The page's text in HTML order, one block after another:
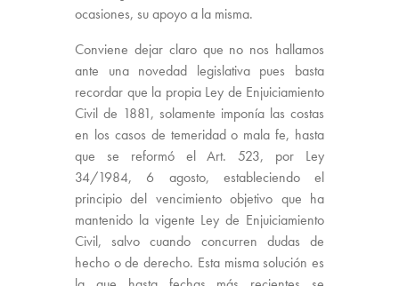
ocasiones, su apoyo a la misma.
Conviene dejar claro que no nos hallamos
ante una novedad legislativa pues basta
recordar que la propia Ley de Enjuiciamiento
Civil de 1881, solamente imponía las costas
en los casos de temeridad o mala fe, hasta
que se reformó el Art. 523, por Ley
34/1984, 6 agosto, estableciendo el
principio del vencimiento objetivo que ha
mantenido la vigente Ley de Enjuiciamiento
Civil, salvo cuando concurren dudas de
hecho o de derecho. Esta misma solución es